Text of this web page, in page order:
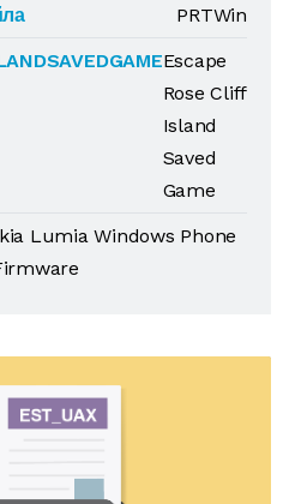
PRTWin
Escape
Rose Cliff
Island
Saved
Game
Lumia Windows Phone